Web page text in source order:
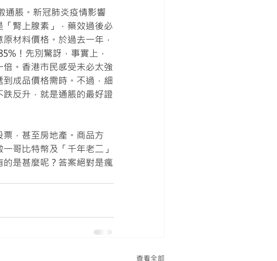
通脹。新冠肺炎疫情影響
腎上腺素」，藥效過後必
材料價格。於過去一年，
！先別驚訝，事實上，
。香港市民感受未必太強
成品價格需時。不過，細
反升，就是通脹的最好證
，甚至房地產。商品方
哥比特幣及「千年老二」
是甚麼呢？答案絕對是瘋
查看全部